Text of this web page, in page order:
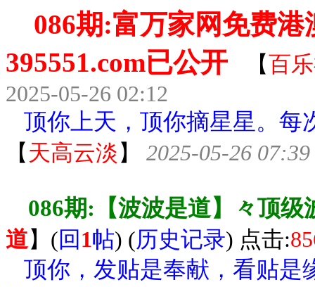
086期:富万家网免费
395551.com已公开
【百
2025-05-26 02:12
顶你上天，顶你摘星星。每
【 天高云淡 】 2025-05-26 07:39
086期:【波波是道】々顶
道】 (回 1帖) (历史记录) 点击:85
顶你，发贴是奉献，看贴是